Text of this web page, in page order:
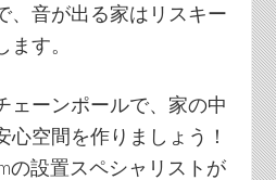
、音が出る家はリスキー
す。
ェーンポールで、家の中
心空間を作りましょう！
の設置スペシャリストが